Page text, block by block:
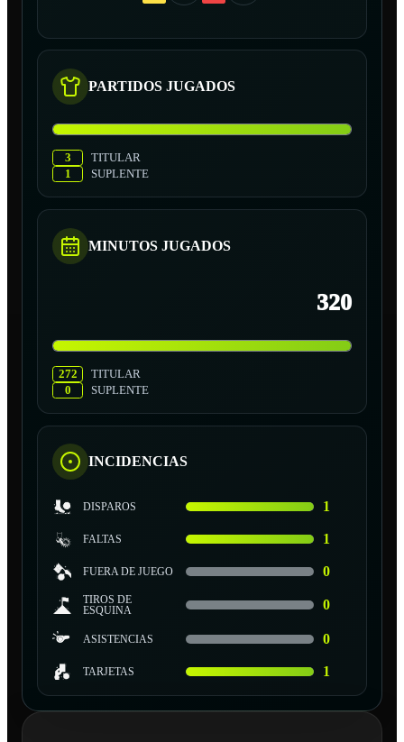
PARTIDOS JUGADOS
3
TITULAR
1
SUPLENTE
MINUTOS JUGADOS
320
272
TITULAR
0
SUPLENTE
INCIDENCIAS
DISPAROS 1
FALTAS 1
FUERA DE JUEGO 0
TIROS DE
ESQUINA
0
ASISTENCIAS 0
TARJETAS 1